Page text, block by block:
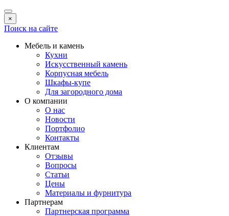
×
Поиск на сайте
Мебель и камень
Кухни
Искусственный камень
Корпусная мебель
Шкафы-купе
Для загородного дома
О компании
О нас
Новости
Портфолио
Контакты
Клиентам
Отзывы
Вопросы
Статьи
Цены
Материалы и фурнитура
Партнерам
Партнерская программа